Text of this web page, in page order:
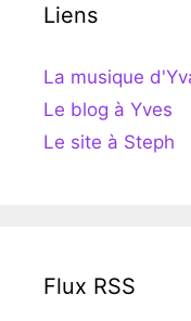
Liens
La musique
Le blog à Yves
Le site à Steph
Flux RSS